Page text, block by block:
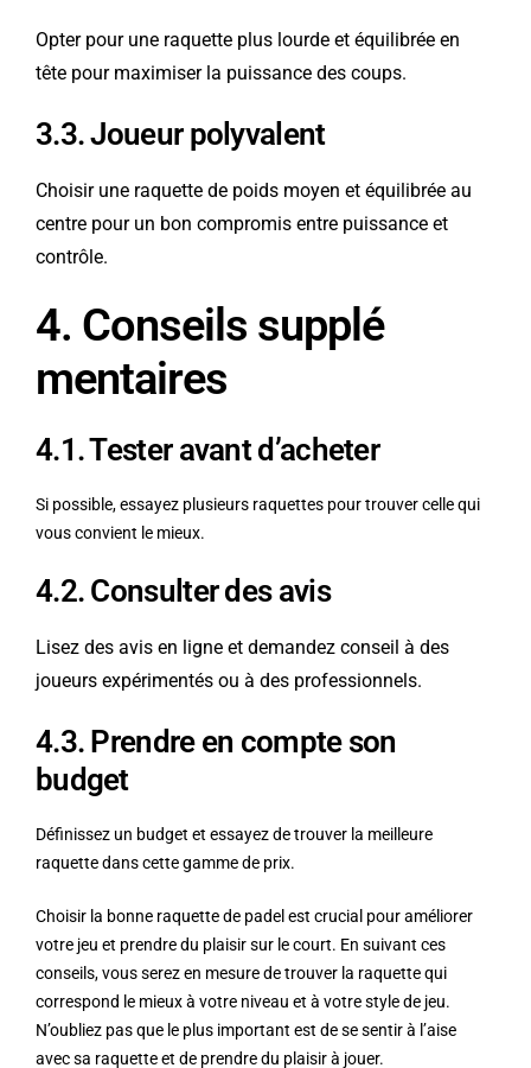
Opter pour une raquette plus lourde et équilibrée en
tête pour maximiser la puissance des coups.
3.3. Joueur polyvalent
Choisir une raquette de poids moyen et équilibrée au
centre pour un bon compromis entre puissance et
contrôle.
4. Conseils supplé
mentaires
4.1. Tester avant d’acheter
Si possible, essayez plusieurs raquettes pour trouver celle qui
vous convient le mieux.
4.2. Consulter des avis
Lisez des avis en ligne et demandez conseil à des
joueurs expérimentés ou à des professionnels.
4.3. Prendre en compte son
budget
Définissez un budget et essayez de trouver la meilleure
raquette dans cette gamme de prix.
Choisir la bonne raquette de padel est crucial pour améliorer
votre jeu et prendre du plaisir sur le court. En suivant ces
conseils, vous serez en mesure de trouver la raquette qui
correspond le mieux à votre niveau et à votre style de jeu.
N’oubliez pas que le plus important est de se sentir à l’aise
avec sa raquette et de prendre du plaisir à jouer.